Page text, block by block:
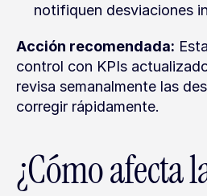
notifiquen desviaciones
Acción recomendada:
control con KPIs
revisa semanalmente las
corregir rápidamente.
¿Cómo afecta